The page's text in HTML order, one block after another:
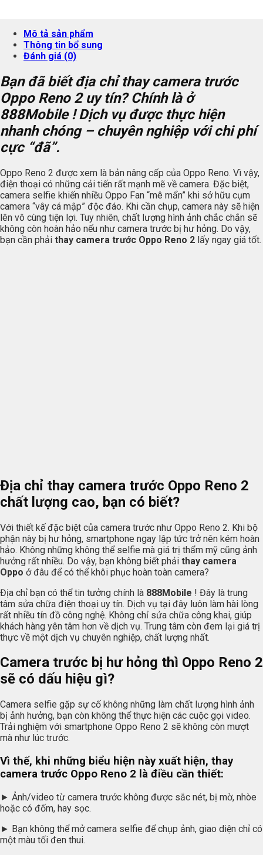
Mô tả sản phẩm
Thông tin bổ sung
Đánh giá (0)
Bạn đã biết địa chỉ thay camera trước
Oppo Reno 2 uy tín? Chính là ở
888Mobile ! Dịch vụ được thực hiện
nhanh chóng – chuyên nghiệp với chi phí
cực “đã”.
Oppo Reno 2 được xem là bản nâng cấp của Oppo Reno. Vì vậy,
điện thoại có những cải tiến rất mạnh mẽ về camera. Đặc biệt,
camera selfie khiến nhiều Oppo Fan “mê mẩn” khi sở hữu cụm
camera “vây cá mập” độc đáo. Khi cần chụp, camera này sẽ hiện
lên vô cùng tiện lợi. Tuy nhiên, chất lượng hình ảnh chắc chắn sẽ
không còn hoàn hảo nếu như camera trước bị hư hỏng. Do vậy,
bạn cần phải thay camera trước Oppo Reno 2 lấy ngay giá tốt.
Địa chỉ thay camera trước Oppo Reno 2
chất lượng cao, bạn có biết?
Với thiết kế đặc biệt của camera trước như Oppo Reno 2. Khi bộ
phận này bị hư hỏng, smartphone ngay lập tức trở nên kém hoàn
hảo. Không những không thể selfie mà giá trị thẩm mỹ cũng ảnh
hưởng rất nhiều. Do vậy, bạn không biết phải thay camera
Oppo ở đâu để có thể khôi phục hoàn toàn camera?
Địa chỉ bạn có thể tin tưởng chính là 888Mobile ! Đây là trung
tâm sửa chữa điện thoại uy tín. Dịch vụ tại đây luôn làm hài lòng
rất nhiều tín đồ công nghệ. Không chỉ sửa chữa công khai, giúp
khách hàng yên tâm hơn về dịch vụ. Trung tâm còn đem lại giá trị
thực về một dịch vụ chuyên nghiệp, chất lượng nhất.
Camera trước bị hư hỏng thì Oppo Reno 2
sẽ có dấu hiệu gì?
Camera selfie gặp sự cố không những làm chất lượng hình ảnh
bị ảnh hưởng, bạn còn không thể thực hiện các cuộc gọi video.
Trải nghiệm với smartphone Oppo Reno 2 sẽ không còn mượt
mà như lúc trước.
Vì thế, khi những biểu hiện này xuất hiện, thay
camera trước Oppo Reno 2 là điều cần thiết:
► Ảnh/video từ camera trước không được sắc nét, bị mờ, nhòe
hoặc có đốm, hay sọc.
► Bạn không thể mở camera selfie để chụp ảnh, giao diện chỉ có
một màu tối đen thui.